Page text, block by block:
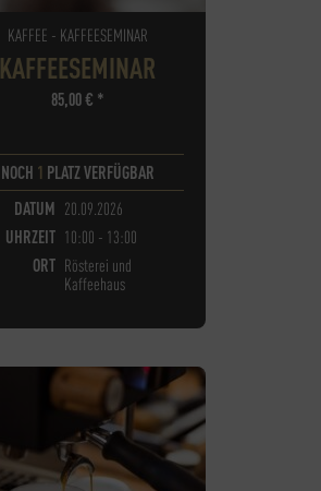
KAFFEE - KAFFEESEMINAR
KAFFEESEMINAR
85,00€ *
NOCH 1 PLATZ VERFÜGBAR
DATUM 20.09.2026
UHRZEIT 10:00 - 13:00
ORT Rösterei und
Kaffeehaus